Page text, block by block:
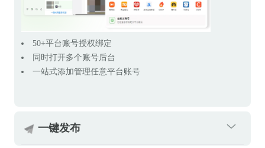
50+平台账号授权绑定
同时打开多个账号后台
一站式添加管理任意平台账号
一键发布